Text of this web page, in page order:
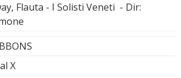
Flauta - I Solisti Veneti - Dir:
X